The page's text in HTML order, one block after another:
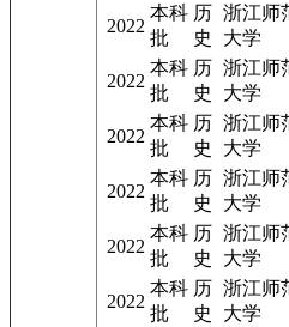
2022
本科
批
历
史
浙江师
大学
2022
本科
批
历
史
浙江师
大学
2022
本科
批
历
史
浙江师
大学
2022
本科
批
历
史
浙江师
大学
2022
本科
批
历
史
浙江师
大学
2022
本科
批
历
史
浙江师
大学